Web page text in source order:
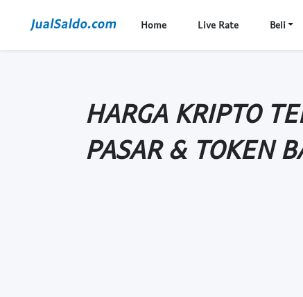
Home Live Rate Beli
HARGA KRIPTO
PASAR & TOKEN